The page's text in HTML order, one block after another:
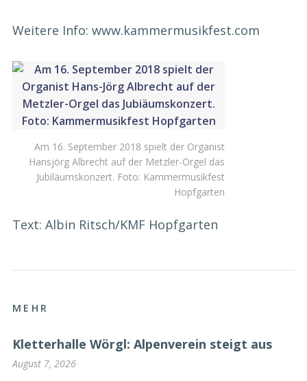
Weitere Info: www.kammermusikfest.com
Am 16. September 2018 spielt der Organist
Hansjörg Albrecht auf der Metzler-Orgel das
Jubiläumskonzert. Foto: Kammermusikfest
Hopfgarten
Text: Albin Ritsch/KMF Hopfgarten
MEHR
Kletterhalle Wörgl: Alpenverein steigt aus
August 7, 2026